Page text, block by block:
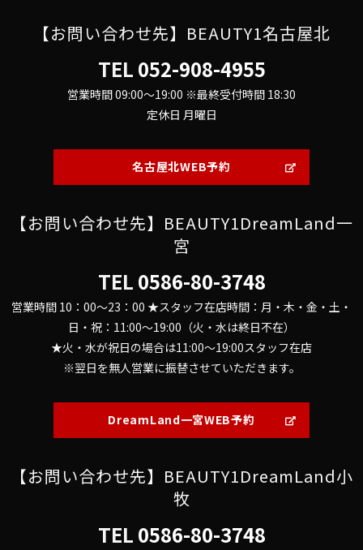
【お問い合わせ先】BEAUTY1名古屋北
TEL 052-908-4955
営業時間 09:00～19:00 ※最終受付時間 18:30
定休日 月曜日
名古屋北WEB予約
【お問い合わせ先】BEAUTY1DreamLand一
宮
TEL 0586-80-3748
営業時間 10：00～23：00 ★スタッフ在店時間：月・木・金・土・
日・祝：11:00～19:00（火・水は終日不在）
★火・水が祝日の場合は11:00～19:00スタッフ在店
※翌日を無人営業に振替させていただきます。
DreamLand一宮WEB予約
【お問い合わせ先】BEAUTY1DreamLand小
牧
TEL 0586-80-3748